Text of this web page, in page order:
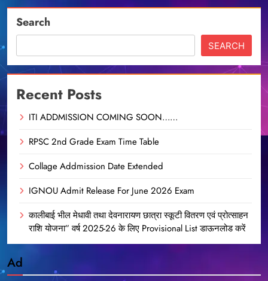
Search
SEARCH
Recent Posts
ITI ADDMISSION COMING SOON……
RPSC 2nd Grade Exam Time Table
Collage Addmission Date Extended
IGNOU Admit Release For June 2026 Exam
कालीबाई भील मेधावी तथा देवनारायण छात्रा स्कूटी वितरण एवं प्रोत्साहन
राशि योजना” वर्ष 2025-26 के लिए Provisional List डाऊनलोड करें
Ad